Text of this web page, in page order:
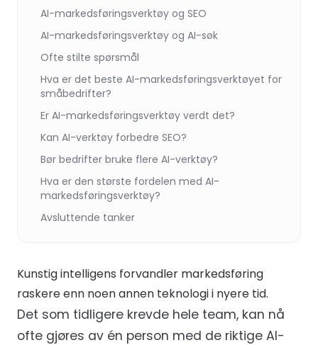
AI-markedsføringsverktøy og SEO
AI-markedsføringsverktøy og AI-søk
Ofte stilte spørsmål
Hva er det beste AI-markedsføringsverktøyet for
småbedrifter?
Er AI-markedsføringsverktøy verdt det?
Kan AI-verktøy forbedre SEO?
Bør bedrifter bruke flere AI-verktøy?
Hva er den største fordelen med AI-
markedsføringsverktøy?
Avsluttende tanker
Kunstig intelligens forvandler markedsføring
raskere enn noen annen teknologi i nyere tid.
Det som tidligere krevde hele team, kan nå
ofte gjøres av én person med de riktige AI-